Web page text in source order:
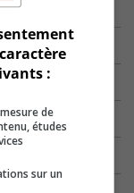
:
de
études
sur un